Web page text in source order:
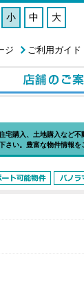
小 中 大
ご利用ガイド
ジ
宅購入、土地購入など
さい。豊富な物件情報